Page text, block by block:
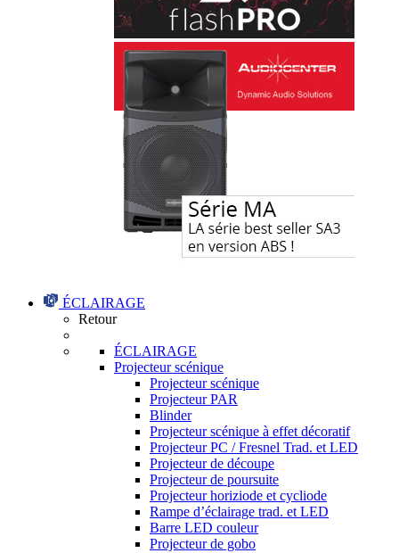
ÉCLAIRAGE
Retour
ÉCLAIRAGE
Projecteur scénique
Projecteur scénique
Projecteur PAR
Blinder
Projecteur scénique à effet décoratif
Projecteur PC / Fresnel Trad. et LED
Projecteur de découpe
Projecteur de poursuite
Projecteur horiziode et cycliode
Rampe d’éclairage trad. et LED
Barre LED couleur
Projecteur de gobo